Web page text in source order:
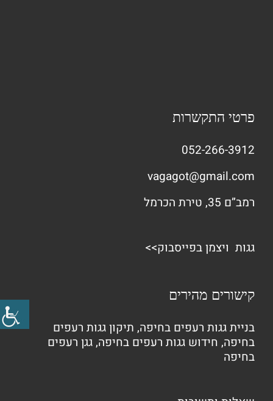
פרטי התקשרות
052-266-3912
vagagot@gmail.com
רמב”ם 35, טירת הכרמל
גגות ויצמן בפייסבוק>>
קישורים מהירים
בניית גגות רעפים בחיפה, תיקון גגות רעפים
בחיפה, חידוש גגות רעפים בחיפה,גגן רעפים
בחיפה